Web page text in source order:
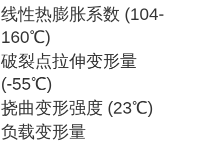
线性热膨胀系数 (104-
160℃)
破裂点拉伸变形量
(-55℃)
挠曲变形强度 (23℃)
负载变形量